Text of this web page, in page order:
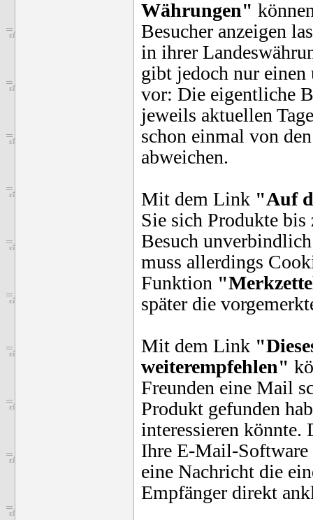
Währungen"
Besucher anzeigen
in ihrer
gibt jedoch nur
vor: Die eigentliche
jeweils aktuellen
schon einmal von
abweichen.
Mit dem Link "Auf
Sie sich Produkte bis
Besuch
muss allerdings
Funktion
später die
Mit dem Link
weiterempfehlen"
Freunden eine Mail
Produkt gefunden
interessieren könnte.
Ihre E-Mail-Software
eine Nachricht die
Empfänger direkt